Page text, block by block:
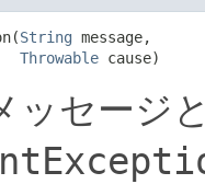
String message,
Throwable cause)
ッセージ